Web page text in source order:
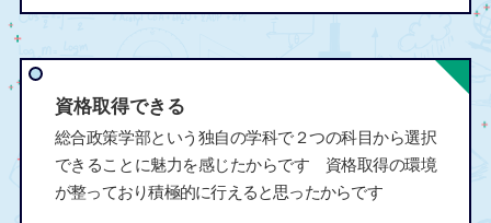
資格取得できる
総合政策学部という独自の学科で２つの科目から選択
できることに魅力を感じたからです 資格取得の環境
が整っており積極的に行えると思ったからです